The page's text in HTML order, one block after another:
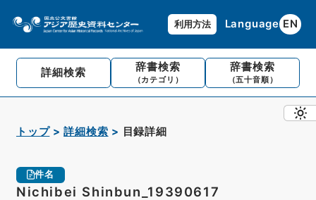
利用方法 Language EN
詳細検索 辞書検索
（カテゴリ）
辞書検索
（五十音順）
トップ 詳細検索 目録詳細
件名
Nichibei Shinbun_19390617